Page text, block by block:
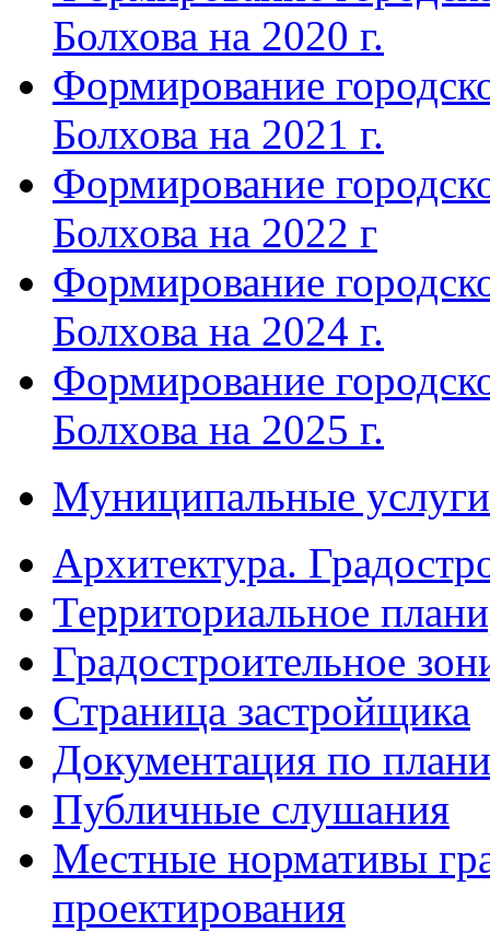
Болхова на 2020 г.
Формирование
Болхова на 2021 г.
Формирование
Болхова на 2022 г
Формирование
Болхова на 2024 г.
Формирование
Болхова на 2025 г.
Муниципальные услуги
Архитектура.
Территориальное
Градостроительное
Страница застройщика
Документация по
Публичные слушания
Местные нормативы
проектирования